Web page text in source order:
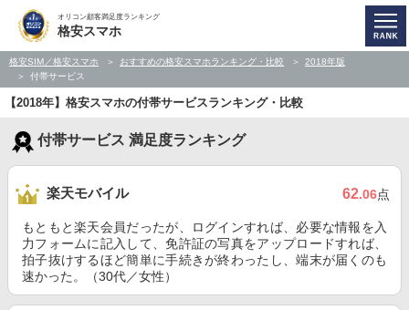
オリコン顧客満足度ランキング
格安スマホ
格安SIM／格安スマホ おすすめの格安スマホランキング・比較
2018年版
付帯サービス
【2018年】格安スマホの付帯サービスランキング・比較
付帯サービス 満足度ランキング
楽天モバイル 62.06点
もともと楽天会員だったが、ログインすれば、必要な情報を入
力フォームに記入して、免許証の写真をアップロードすれば、
拍子抜けするほど簡単に手続きが終わったし、端末が届くのも
速かった。（30代／女性）